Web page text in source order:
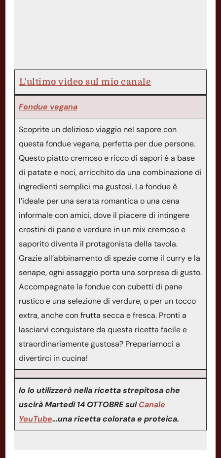
L’ultimo video sul mio canale
Fondue vegana
Scoprite un delizioso viaggio nel sapore con
questa fondue vegana, perfetta per due persone.
Questo piatto cremoso e ricco di sapori è a base
di patate e noci, arricchito da una combinazione di
ingredienti semplici ma gustosi. La fondue è
l’ideale per una serata romantica o una cena
informale con amici, dove il piacere di intingere
crostini di pane e verdure in un mix cremoso e
saporito diventa il protagonista della tavola.
Grazie all’abbinamento di spezie come il curry e la
senape, ogni assaggio porta una sorpresa di gusto.
Accompagnate la fondue con cubetti di pane
rustico e una selezione di verdure, o per un tocco
extra, anche con frutta secca e fresca. Pronti a
lasciarvi conquistare da questa ricetta facile e
straordinariamente gustosa? Prepariamoci a
divertirci in cucina!
Io lo utilizzerò nella ricetta strepitosa che
uscirà Martedì 14 OTTOBRE sulCanale
YouTube…una ricetta colorata e proteica.